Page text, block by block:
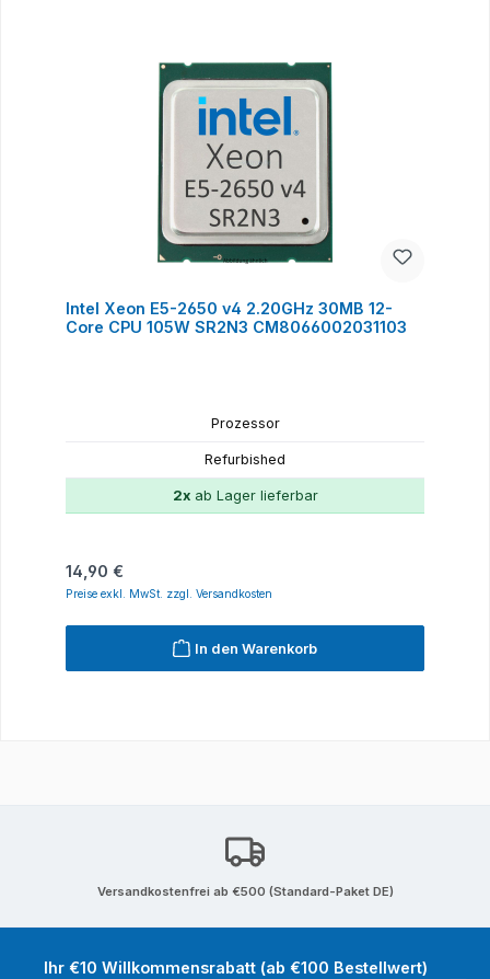
Intel Xeon E5-2650 v4 2.20GHz 30MB 12-
Core CPU 105W SR2N3 CM8066002031103
Prozessor
Refurbished
2xab Lager lieferbar
Regulärer Preis:
14,90 €
Preise exkl. MwSt. zzgl. Versandkosten
In den Warenkorb
Versandkostenfrei ab €500 (Standard-Paket DE)
Ihr €10 Willkommensrabatt (ab €100 Bestellwert)